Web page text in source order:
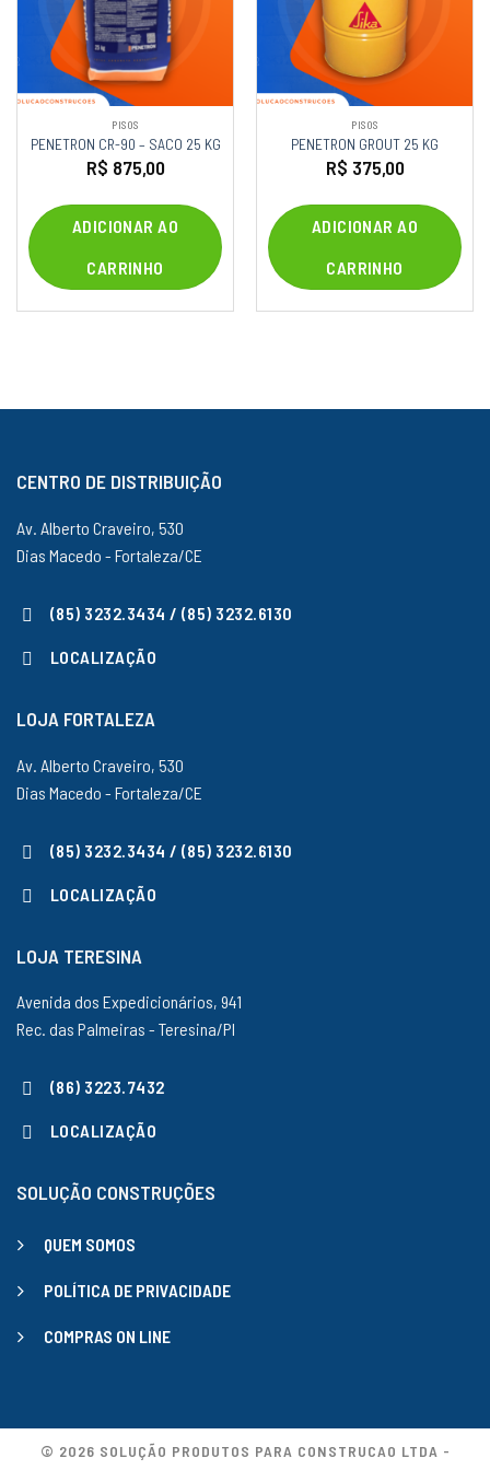
PISOS
PENETRON CR-90 – SACO 25 KG
R$ 875,00
ADICIONAR AO
CARRINHO
PISOS
PENETRON GROUT 25 KG
R$ 375,00
ADICIONAR AO
CARRINHO
CENTRO DE DISTRIBUIÇÃO
Av. Alberto Craveiro, 530
Dias Macedo - Fortaleza/CE
(85) 3232.3434 / (85) 3232.6130
LOCALIZAÇÃO
LOJA FORTALEZA
Av. Alberto Craveiro, 530
Dias Macedo - Fortaleza/CE
(85) 3232.3434 / (85) 3232.6130
LOCALIZAÇÃO
LOJA TERESINA
Avenida dos Expedicionários, 941
Rec. das Palmeiras - Teresina/PI
(86) 3223.7432
LOCALIZAÇÃO
SOLUÇÃO CONSTRUÇÕES
QUEM SOMOS
POLÍTICA DE PRIVACIDADE
COMPRAS ON LINE
© 2026 SOLUÇÃO PRODUTOS PARA CONSTRUCAO LTDA -